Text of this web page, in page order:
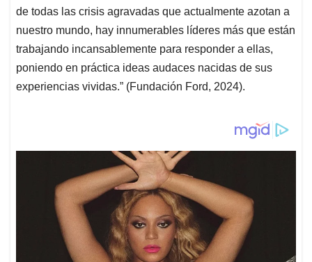
de todas las crisis agravadas que actualmente azotan a
nuestro mundo, hay innumerables líderes más que están
trabajando incansablemente para responder a ellas,
poniendo en práctica ideas audaces nacidas de sus
experiencias vividas.” (Fundación Ford, 2024).